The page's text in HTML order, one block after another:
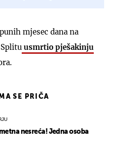
mjesec dana na
usmrtio pješakinju
SE PRIČA
nesreća! Jedna osoba